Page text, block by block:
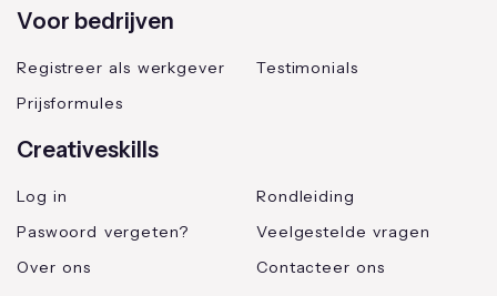
Voor bedrijven
Registreer als werkgever
Prijsformules
Testimonials
Creativeskills
Log in
Paswoord vergeten?
Over ons
Rondleiding
Veelgestelde vragen
Contacteer ons